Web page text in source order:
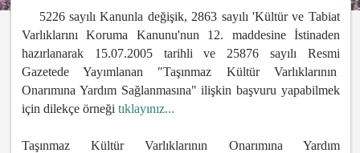
5226 sayılı Kanunla değişik, 2863 sayılı 'Kültür ve Tabiat
Varlıklarını Koruma Kanunu'nun 12. maddesine İstinaden
hazırlanarak 15.07.2005 tarihli ve 25876 sayılı Resmi
Gazetede Yayımlanan "Taşınmaz Kültür Varlıklarının
Onarımına Yardım Sağlanmasına" ilişkin başvuru yapabilmek
için dilekçe örneğitıklayınız...
Taşınmaz Kültür Varlıklarının Onarımına Yardım